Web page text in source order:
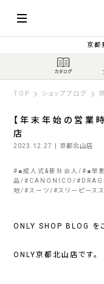
京都
TOP ショップブログ
【年末年始の営業
店
2023.12.27 | 京都北山店
# ■成人式&新社会人 # ■早
品 # CANONICO #
地 # スーツ # スリーピース
ONLY SHOP BLOG を
ONLY京都北山店です。